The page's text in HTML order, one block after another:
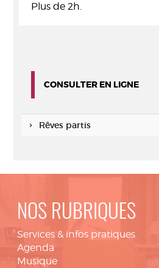
Plus de 2h.
CONSULTER EN LIGNE
Rêves partis
NOS RUBRIQUES
Services & infos pratiques
Agenda
Musique